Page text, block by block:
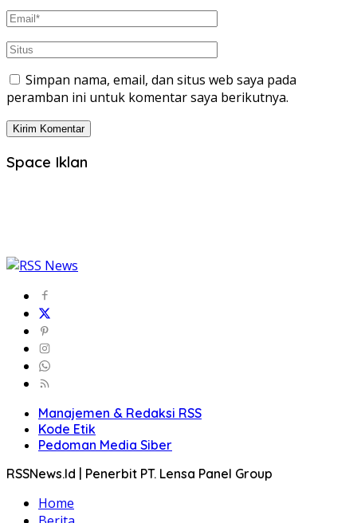
Simpan nama, email, dan situs web saya pada
peramban ini untuk komentar saya berikutnya.
Space Iklan
Manajemen & Redaksi RSS
Kode Etik
Pedoman Media Siber
RSSNews.Id | Penerbit PT. Lensa Panel Group
Home